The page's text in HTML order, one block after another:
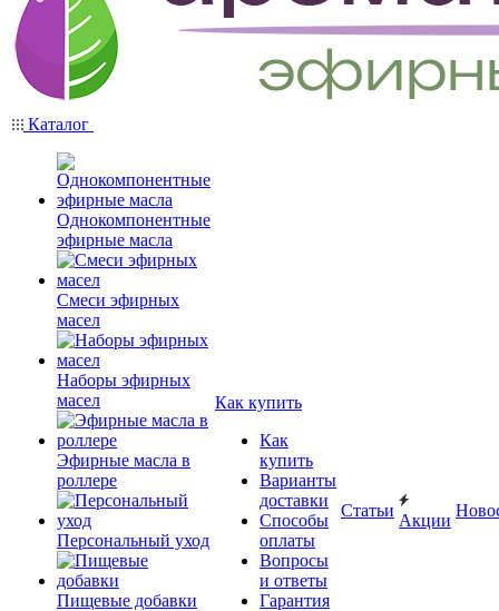
Каталог
Однокомпонентные
эфирные масла
Смеси эфирных
масел
Наборы эфирных
масел
Эфирные масла в
роллере
Персональный уход
Пищевые добавки
Как купить
Как
купить
Варианты
доставки
Способы
оплаты
Вопросы
и ответы
Гарантия
Статьи
Акции